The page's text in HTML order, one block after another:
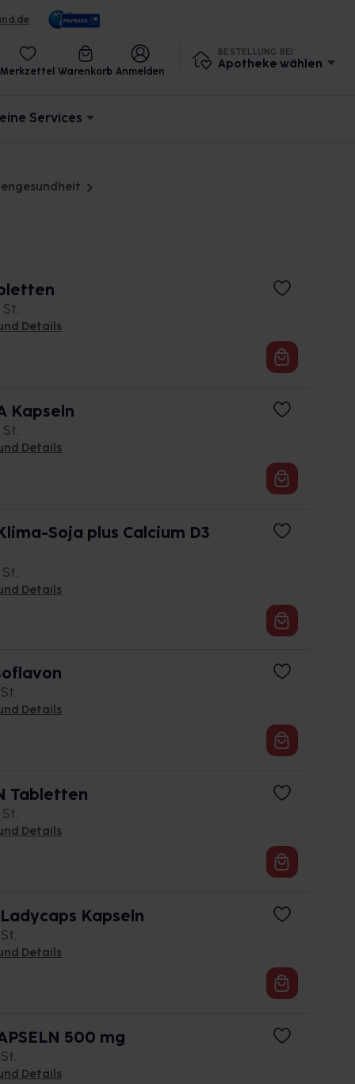
Merkzettel Warenkorb Anmelden
BESTELLUNG BEI
Apotheke wählen
Services
Details
Kapseln
Details
Soja plus Calcium D3
Details
Details
Tabletten
Details
Ladycaps Kapseln
Details
500 mg
Details